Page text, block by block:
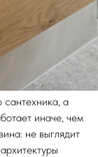
а
иначе, чем
не выглядит